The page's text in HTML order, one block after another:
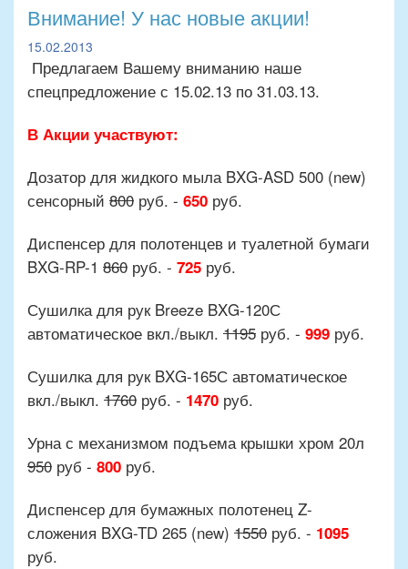
Внимание! У нас новые акции!
15.02.2013
Предлагаем Вашему вниманию наше
спецпредложение с 15.02.13 по 31.03.13.
В Акции участвуют:
Дозатор для жидкого мыла BXG-ASD 500 (new)
сенсорный 800 руб. - 650 руб.
Диспенсер для полотенцев и туалетной бумаги
BXG-RP-1 860 руб. - 725 руб.
Сушилка для рук Breeze BXG-120С
автоматическое вкл./выкл. 1195 руб. - 999 руб.
Сушилка для рук BXG-165С автоматическое
вкл./выкл. 1760 руб. - 1470 руб.
Урна с механизмом подъема крышки хром 20л
950 руб - 800 руб.
Диспенсер для бумажных полотенец Z-
сложения BXG-TD 265 (new) 1550 руб. - 1095
руб.